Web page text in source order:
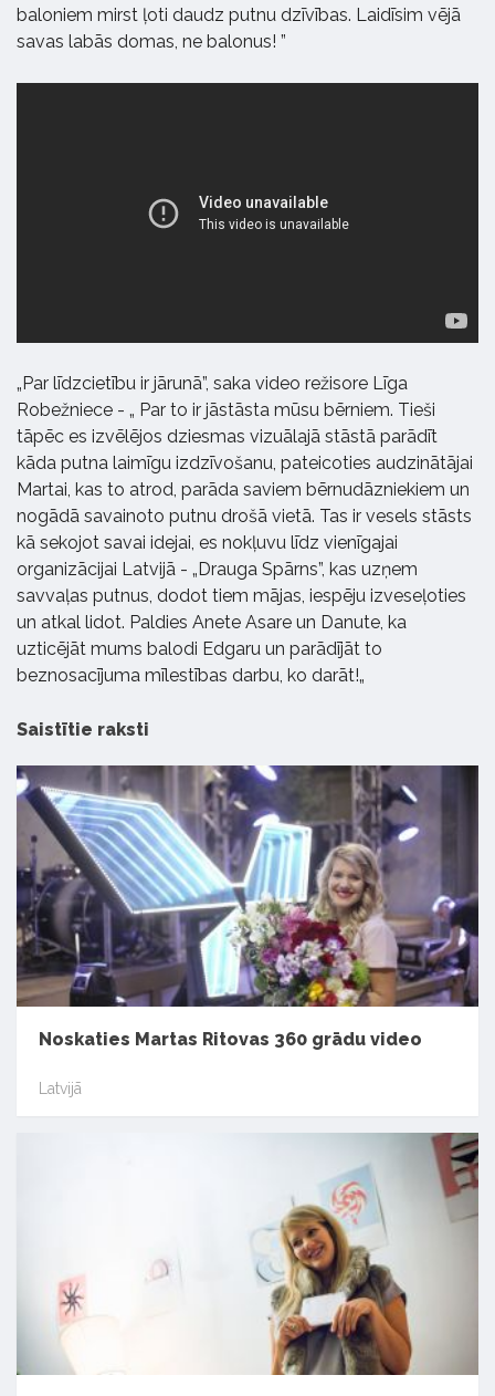
baloniem mirst ļoti daudz putnu dzīvības. Laidīsim vējā
savas labās domas, ne balonus! ”
„Par līdzcietību ir jārunā”, saka video režisore Līga
Robežniece - „ Par to ir jāstāsta mūsu bērniem. Tieši
tāpēc es izvēlējos dziesmas vizuālajā stāstā parādīt
kāda putna laimīgu izdzīvošanu, pateicoties audzinātājai
Martai, kas to atrod, parāda saviem bērnudāzniekiem un
nogādā savainoto putnu drošā vietā. Tas ir vesels stāsts
kā sekojot savai idejai, es nokļuvu līdz vienīgajai
organizācijai Latvijā - „Drauga Spārns”, kas uzņem
savvaļas putnus, dodot tiem mājas, iespēju izveseļoties
un atkal lidot. Paldies Anete Asare un Danute, ka
uzticējāt mums balodi Edgaru un parādījāt to
beznosacījuma mīlestības darbu, ko darāt!„
Saistītie raksti
Noskaties Martas Ritovas 360 grādu video
Latvijā